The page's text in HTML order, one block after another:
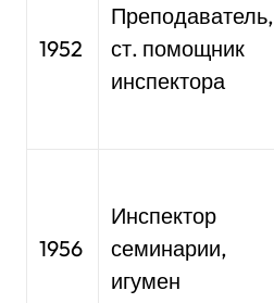
1952
Преподаватель,
ст. помощник
инспектора
1956
Инспектор
семинарии,
игумен